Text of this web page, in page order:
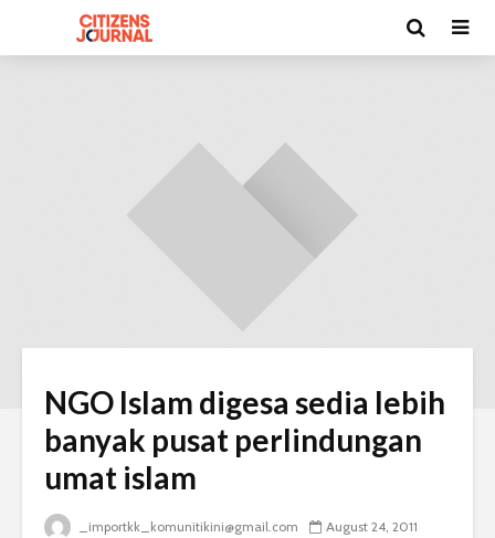
NGO Islam digesa sedia lebih
banyak pusat perlindungan
umat islam
_importkk_komunitikini@gmail.com
August 24, 2011